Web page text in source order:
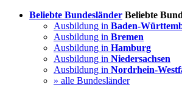
Beliebte Bundesländer Beliebte
Ausbildung in Baden-
Ausbildung in Bremen
Ausbildung in Hamburg
Ausbildung in Niedersachsen
Ausbildung in Nordrhein-
» alle Bundesländer